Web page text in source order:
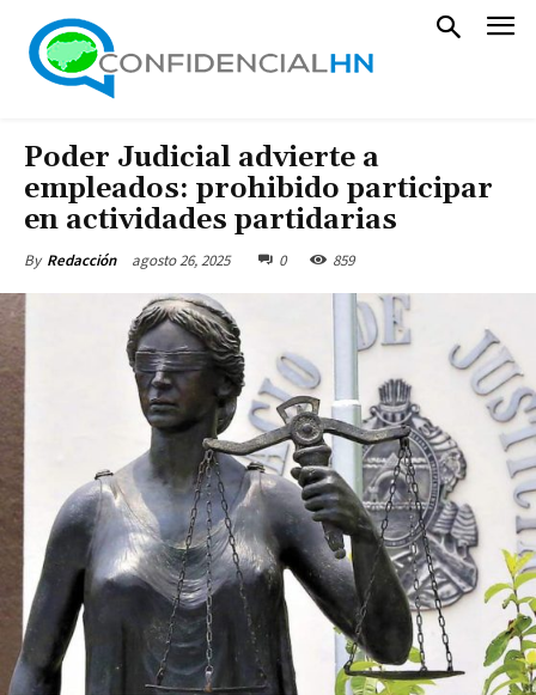
Poder Judicial advierte a
empleados: prohibido participar
en actividades partidarias
By Redacción agosto 26, 2025 0 859